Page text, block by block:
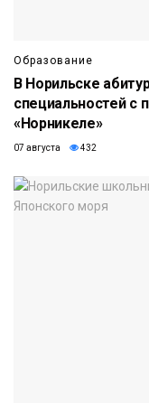
Образование
В Норильске
специальностей с
«Норникеле»
07 августа 432